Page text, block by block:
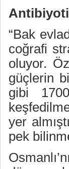
“Bak
coğrafi
oluyor.
güçlerin
gibi
yer
pek